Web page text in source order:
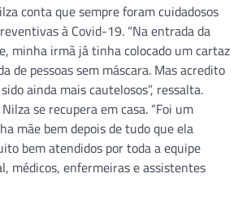
conta que sempre foram cuidadosos
à Covid-19. “Na entrada da
minha irmã já tinha colocado um cartaz
de pessoas sem máscara. Mas acredito
ainda mais cautelosos”, ressalta.
se recupera em casa. “Foi um
mãe bem depois de tudo que ela
bem atendidos por toda a equipe
médicos, enfermeiras e assistentes